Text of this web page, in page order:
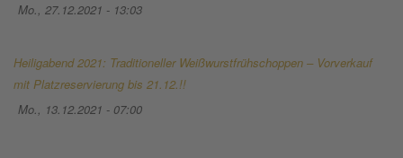
Mo., 27.12.2021 - 13:03
Heiligabend 2021: Traditioneller Weißwurstfrühschoppen – Vorverkauf
mit Platzreservierung bis 21.12.!!
Mo., 13.12.2021 - 07:00